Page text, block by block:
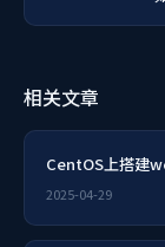
相关文章
CentOS上搭建
2025-04-29